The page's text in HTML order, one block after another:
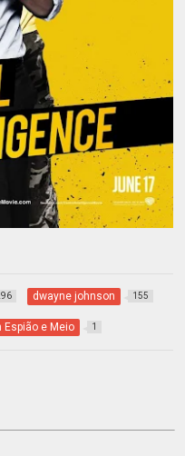
dwayne johnson 155
Espião e Meio 1